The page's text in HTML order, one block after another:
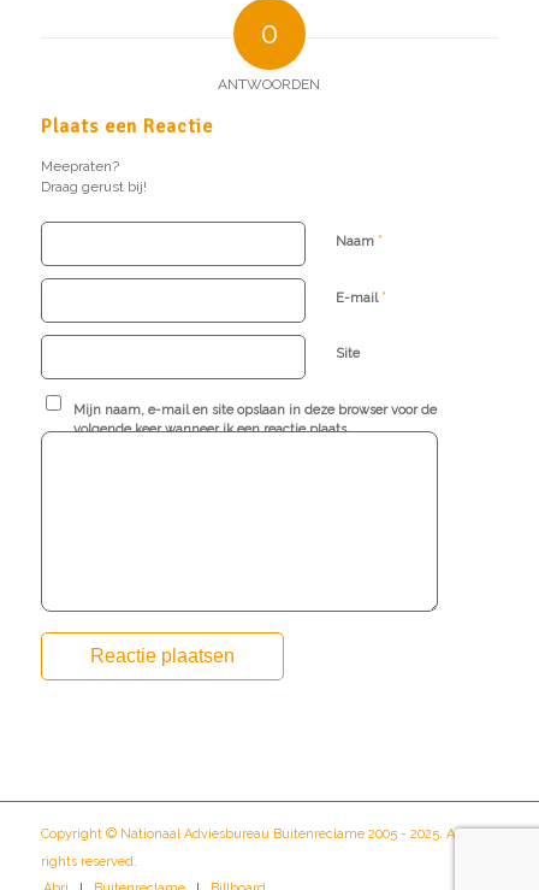
0
ANTWOORDEN
Plaats een Reactie
Meepraten?
Draag gerust bij!
Naam *
E-mail *
Site
Mijn naam, e-mail en site opslaan in deze browser voor de
volgende keer wanneer ik een reactie plaats.
Copyright © Nationaal Adviesbureau Buitenreclame 2005 - 2025. All
rights reserved.